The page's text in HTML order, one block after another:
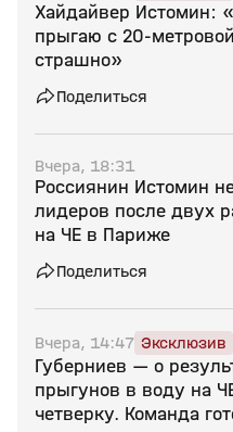
Хайдайвер Истомин:
прыгаю с
страшно»
Поделиться
Вчера, 18:31
Россиянин Истомин
лидеров после двух
на ЧЕ в Париже
Поделиться
Вчера, 14:47 Эксклюзив
Губерниев — о
прыгунов в воду на
четверку. Команда